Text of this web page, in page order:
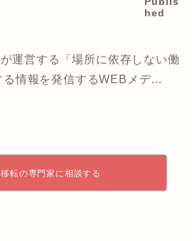
hed
運営する「場所に依存しない働
る情報を発信するWEBメデ…
転の専門家に相談する